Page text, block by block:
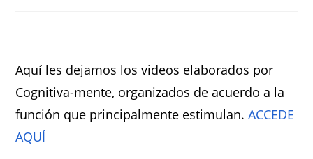
Aquí les dejamos los videos elaborados por
Cognitiva-mente, organizados de acuerdo a la
función que principalmente estimulan.ACCEDE
AQUÍ